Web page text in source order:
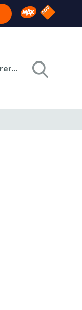
Omroep MAX
NPO
Registreren